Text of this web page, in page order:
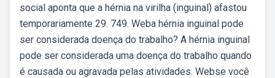
social aponta que a hérnia na virilha (inguinal) afastou
temporariamente 29. 749. Weba hérnia inguinal pode
ser considerada doença do trabalho? A hérnia inguinal
pode ser considerada uma doença do trabalho quando
é causada ou agravada pelas atividades. Webse você